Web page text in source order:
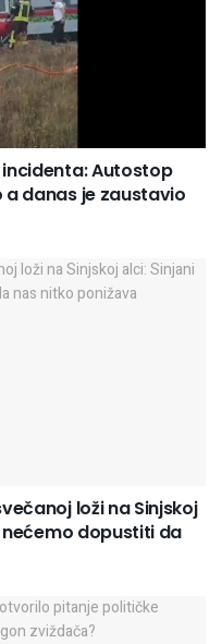
Autostop
danas je zaustavio
loži na Sinjskoj
nećemo dopustiti da